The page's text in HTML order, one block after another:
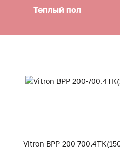
Теплый пол
Vitron ВРР 200-